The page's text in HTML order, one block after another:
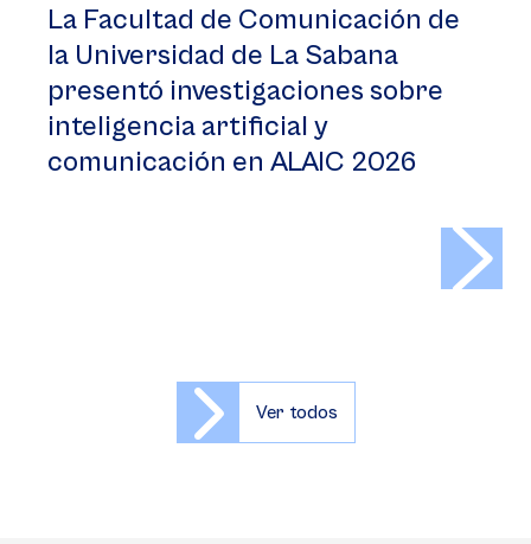
La Facultad de Comunicación de
la Universidad de La Sabana
presentó investigaciones sobre
inteligencia artificial y
comunicación en ALAIC 2026
Ver todos